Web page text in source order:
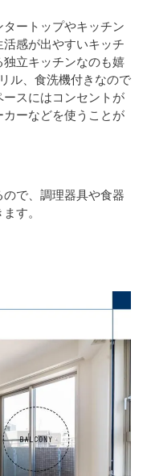
ートップやキッチン
感が出やすいキッチ
立キッチンなのも嬉
ル、食洗機付きなので
スにはコンセントが
ーなどを使うことが
で、調理器具や食器
す。